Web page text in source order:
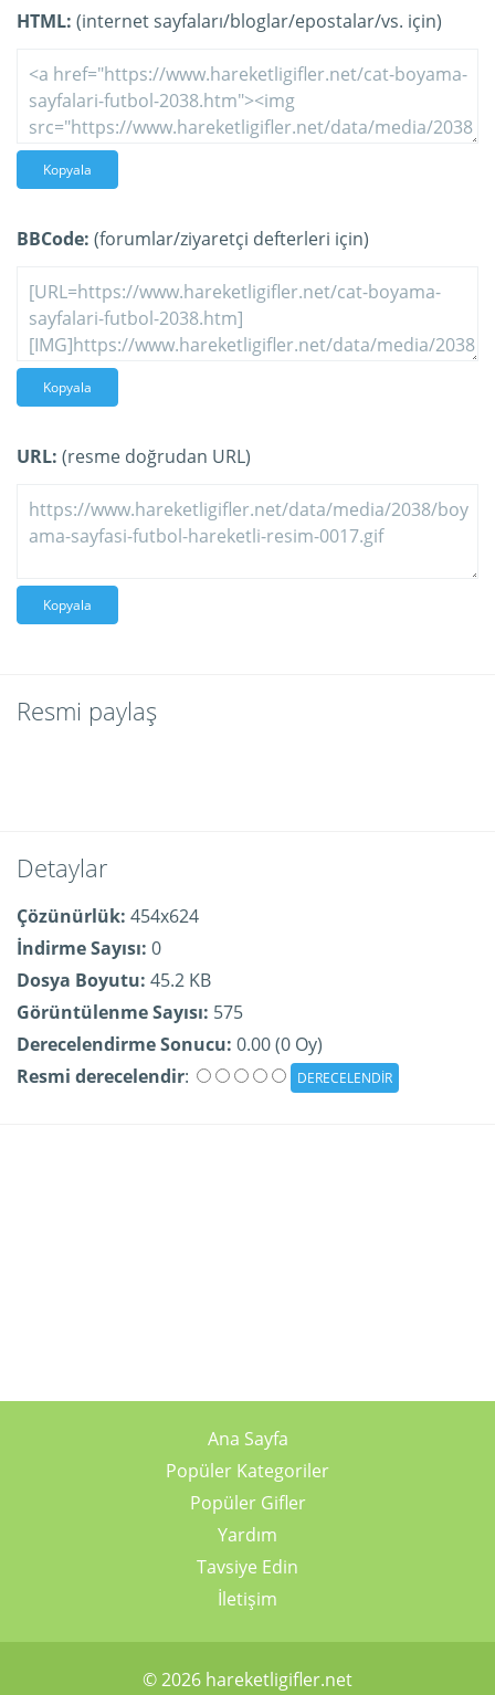
HTML: (internet sayfaları/bloglar/epostalar/vs. için)
Kopyala
BBCode: (forumlar/ziyaretçi defterleri için)
Kopyala
URL: (resme doğrudan URL)
Kopyala
Resmi paylaş
Detaylar
Çözünürlük: 454x624
İndirme Sayısı: 0
Dosya Boyutu: 45.2 KB
Görüntülenme Sayısı: 575
Derecelendirme Sonucu: 0.00 (0 Oy)
Resmi derecelendir:
Ana Sayfa
Popüler Kategoriler
Popüler Gifler
Yardım
Tavsiye Edin
İletişim
© 2026 hareketligifler.net